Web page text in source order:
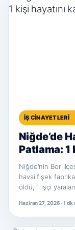
İŞ CINAYETLERI
Niğde’de
Patlama: 1
Niğde'nin Bor
havai fişek
öldü, 1 işçi
Haziran 27, 2026 · 1 dk